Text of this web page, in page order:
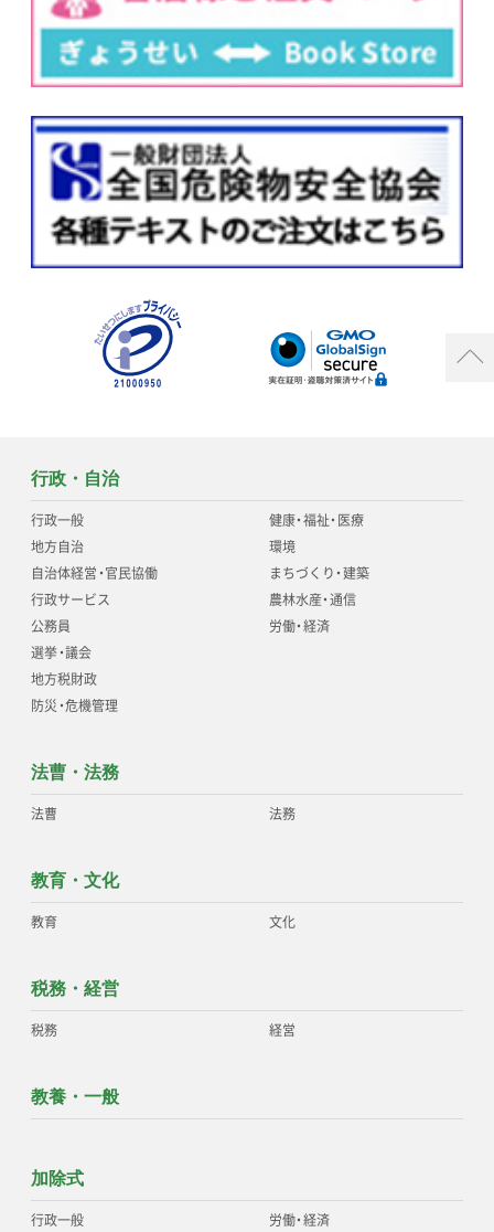
行政・自治
行政一般
地方自治
自治体経営・官民協働
行政サービス
公務員
選挙・議会
地方税財政
防災・危機管理
健康・福祉・医療
環境
まちづくり・建築
農林水産・通信
労働・経済
法曹・法務
法曹 法務
教育・文化
教育 文化
税務・経営
税務 経営
教養・一般
加除式
行政一般
労働・経済